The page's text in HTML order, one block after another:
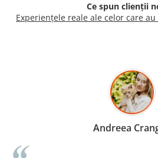
Ce spun clienții
Experiențele reale ale celor care
Madalina